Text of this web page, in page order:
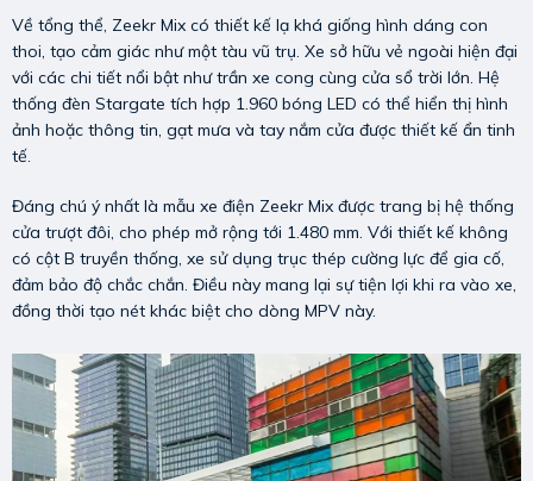
Về tổng thể, Zeekr Mix có thiết kế lạ khá giống hình dáng con
thoi, tạo cảm giác như một tàu vũ trụ. Xe sở hữu vẻ ngoài hiện đại
với các chi tiết nổi bật như trần xe cong cùng cửa sổ trời lớn. Hệ
thống đèn Stargate tích hợp 1.960 bóng LED có thể hiển thị hình
ảnh hoặc thông tin, gạt mưa và tay nắm cửa được thiết kế ẩn tinh
tế.
Đáng chú ý nhất là mẫu xe điện Zeekr Mix được trang bị hệ thống
cửa trượt đôi, cho phép mở rộng tới 1.480 mm. Với thiết kế không
có cột B truyền thống, xe sử dụng trục thép cường lực để gia cố,
đảm bảo độ chắc chắn. Điều này mang lại sự tiện lợi khi ra vào xe,
đồng thời tạo nét khác biệt cho dòng MPV này.